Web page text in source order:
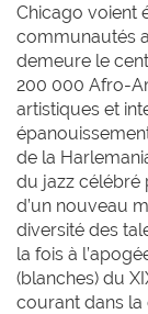
Chicago voient
communautés
demeure le
200 000 Afro-
artistiques et
de la
du jazz célébré
d’un nouveau
diversité des
la fois à
(blanches) du
courant dans la